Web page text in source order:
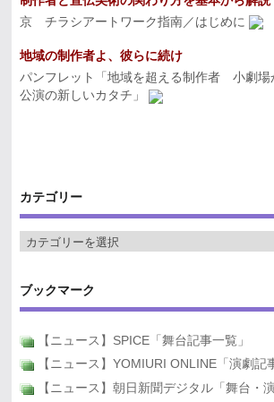
京 チラシアートワーク指南／はじめに
地域の制作者よ、彼らに続け
パンフレット「地域を超える制作者 小劇場
公演の新しいカタチ」
カテゴリー
ブックマーク
【ニュース】SPICE「舞台記事一覧」
【ニュース】YOMIURI ONLINE「演劇記
【ニュース】朝日新聞デジタル「舞台・